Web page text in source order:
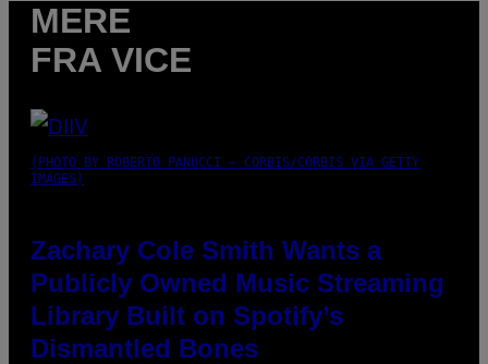
MERE
FRA VICE
(PHOTO BY ROBERTO PANUCCI – CORBIS/CORBIS VIA GETTY
IMAGES)
Zachary Cole Smith Wants a
Publicly Owned Music Streaming
Library Built on Spotify’s
Dismantled Bones